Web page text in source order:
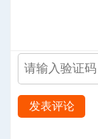
发表评论